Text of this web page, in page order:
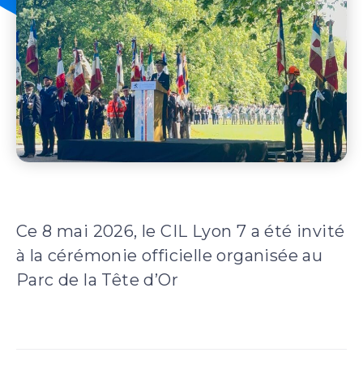
Ce 8 mai 2026, le CIL Lyon 7 a été invité
à la cérémonie officielle organisée au
Parc de la Tête d’Or